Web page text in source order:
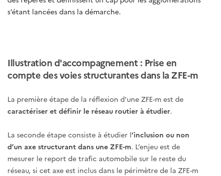
s’étant lancées dans la démarche.
Illustration d'accompagnement : Prise en
compte des voies structurantes dans la ZFE-m
La première étape de la réflexion d’une ZFE-m est de
caractériser et définir le réseau routier à étudier.
La seconde étape consiste à étudier l’inclusion ou non
d’un axe structurant dans une ZFE-m. L’enjeu est de
mesurer le report de trafic automobile sur le reste du
réseau, si cet axe est inclus dans le périmètre de la ZFE-m